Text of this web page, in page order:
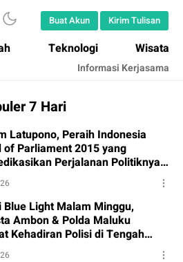
Buat Akun Kirim Tulisan
Teknologi Wisata
Informasi Kerjasama
7 Hari
Latupono, Peraih Indonesia
of Parliament 2015 yang
Perjalanan Politiknya
Gerindra
Blue Light Malam Minggu,
Ambon & Polda Maluku
Kehadiran Polisi di Tengah